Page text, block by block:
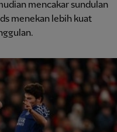
mencakar sundulan
menekan lebih kuat